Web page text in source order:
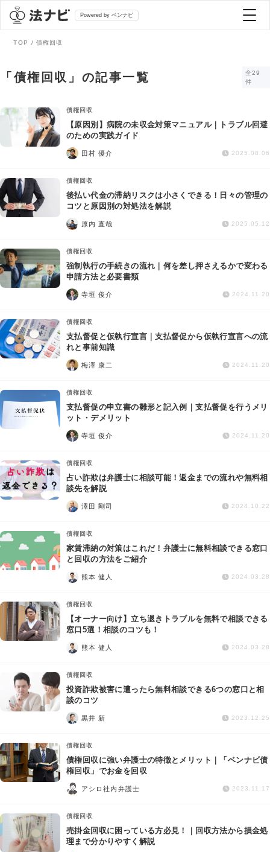
Powered by ベンナビ
全て
法律相談
債務整理
交通事故
労働問題
債権回収
IT・ネット
資金調達
企業法務
弁護士を探す
おすすめ弁護士診断
AI Search Premium
掲載をご検討の弁護士の方へ
TOP 債権回収
「債権回収」の記事一覧
全29
件
債権回収
【原因別】病院の未収金対策マニュアル｜トラブル回避
のための実践ガイド
田村 優介 2025.08.06
債権回収
後払い代金の滞納リスクは小さくできる！日々の管理の
コツと原因別の対処法を解説
原内 直哉 2025.05.12
債権回収
強制執行の手続きの流れ｜何を差し押さえるかで変わる
申請方法と必要書類
寺垣 俊介 2024.11.20
債権回収
支払督促と仮執行宣言｜支払督促から仮執行宣言への流
れと事前知識
梅澤 康二 2024.11.20
債権回収
支払督促の申立書の雛形と記入例｜支払督促を行うメリ
ット・デメリット
寺垣 俊介 2024.11.20
債権回収
占い詐欺は弁護士に相談可能！返金までの流れや無料相
談先を解説
澤田 剛司 2024.10.22
債権回収
家賃滞納の対策はこれだ！弁護士に無料相談できる窓口
と回収の方法をご紹介
熊本 健人 2024.03.28
債権回収
【オーナー向け】立ち退きトラブルを無料で相談できる
窓口5選！相談のコツも！
熊本 健人 2024.03.28
債権回収
投資詐欺被害に遭ったら無料相談できる6つの窓口と相
談のコツ
黒井 新 2023.12.25
債権回収
債権回収に強い弁護士の特徴とメリット｜「ベンナビ債
権回収」でお金を回収
アシロ社内弁護士 2023.11.17
債権回収
売掛金回収に困っている方必見！｜回収方法から損金処
理まで分かりやすく解説